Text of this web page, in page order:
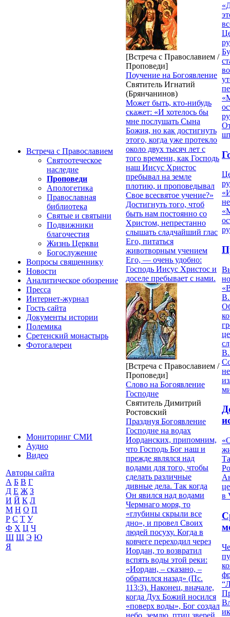
Встреча с Православием
Святоотеческое
наследие
Проповеди
Апологетика
Православная
библиотека
Святые и святыни
Подвижники
благочестия
Жизнь Церкви
Богослужение
Вопросы священнику
Новости
Аналитическое обозрение
Пресса
Интернет-журнал
Гость сайта
Документы истории
Полемика
Сретенский монастырь
Фотогалереи
Мониторинг СМИ
Аудио
Видео
Авторы сайта
А Б В Г
Д Е Ж З
И Й К Л
М Н О П
Р С Т У
Ф Х Ц Ч
Ш Щ Э Ю
Я
[Встреча с Православием /
Проповеди]
Поучение на Богоявление
Святитель Игнатий
(Брянчанинов)
Может быть, кто-нибудь
скажет: «И хотелось бы
мне послушать Сына
Божия, но как достигнуть
этого, когда уже протекло
около двух тысяч лет с
того времени, как Господь
наш Иисус Христос
пребывал на земле
плотию, и проповедывал
Свое всесвятое учение?»
Достигнуть того, чтоб
быть нам постоянно со
Христом, непрестанно
слышать сладчайший глас
Его, питаться
животворным учением
Его, — очень удобно:
Господь Иисус Христос и
доселе пребывает с нами.
[Встреча с Православием /
Проповеди]
Слово на Богоявление
Господне
Святитель Димитрий
Ростовский
Празднуя Богоявление
Господне на водах
Иорданских, припомним,
что Господь Бог наш и
прежде являлся над
водами для того, чтобы
сделать различные
дивные дела. Так когда
Он явился над водами
Чермнаго моря, то
«глубины скрыли все
дно», и провел Своих
людей посуху. Когда в
ковчеге переходил через
Иордан, то возвратил
вспять воды этой реки:
«Иордан, – сказано, –
обратился назад» (Пс.
113:3). Наконец, вначале,
когда Дух Божий носился
«поверх воды», Бог создал
небо, землю, птиц зверей,
в